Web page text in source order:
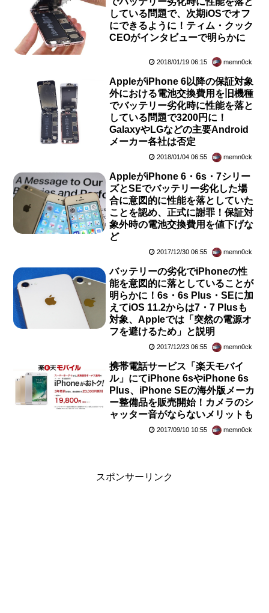
している問題で、次期iOSでオフ
にできるように！ティム・クック
CEOがインタビューで明らかに
2018/01/19 06:15 memn0ck
AppleがiPhone 6以降の保証対象
外における電池交換費用を旧機種
でバッテリー劣化時に性能を落と
している問題で3200円に！
GalaxyやLGなどの主要Android
メーカー各社は否定
2018/01/04 06:55 memn0ck
AppleがiPhone 6・6s・7シリー
ズとSEでバッテリー劣化した場
合に意図的に性能を落としていた
ことを認め、正式に謝罪！保証対
象外時の電池交換費用を値下げな
ど
2017/12/30 06:55 memn0ck
バッテリーの劣化でiPhoneの性
能を意図的に落としていることが
明らかに！6s・6s Plus・SEに加
えてiOS 11.2からは7・7 Plusも
対象、Appleでは「突然の電源オ
フを避けるため」と説明
2017/12/23 06:55 memn0ck
携帯電話サービス「楽天モバイ
ル」にてiPhone 6sやiPhone 6s
Plus、iPhone SEの海外版メーカ
ー整備品を販売開始！カメラのシ
ャッター音がならないメリットも
2017/09/10 10:55 memn0ck
スポンサーリンク